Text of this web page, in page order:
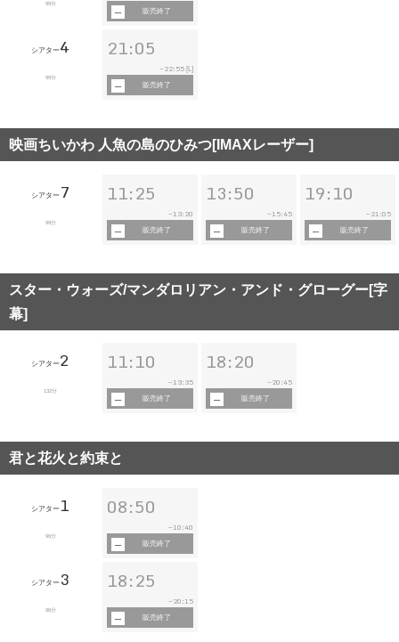
99分
販売終了
シアター4
99分
21:05
~ 22:55 [L]
販売終了
映画ちいかわ 人魚の島のひみつ[IMAXレーザー]
シアター 7
99分
11:25
~ 13:20
販売終了
13:50
~ 15:45
販売終了
19:10
~ 21:05
販売終了
スター・ウォーズ/マンダロリアン・アンド・グローグー[字
幕]
シアター2
132分
11:10
~13:35
販売終了
18:20
~ 20:45
販売終了
君と花火と約束と
シアター 1
96分
08:50
~10:40
販売終了
シアター 3
96分
18:25
~ 20:15
販売終了